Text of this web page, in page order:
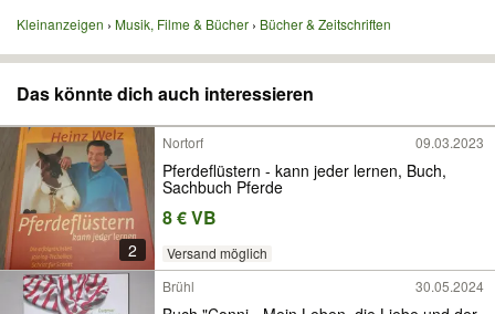
Kleinanzeigen Musik, Filme & Bücher Bücher & Zeitschriften
Das könnte dich auch interessieren
2
Nortorf 09.03.2023
Pferdeflüstern - kann jeder lernen, Buch,
Sachbuch Pferde
8 € VB
Versand möglich
Brühl 30.05.2024